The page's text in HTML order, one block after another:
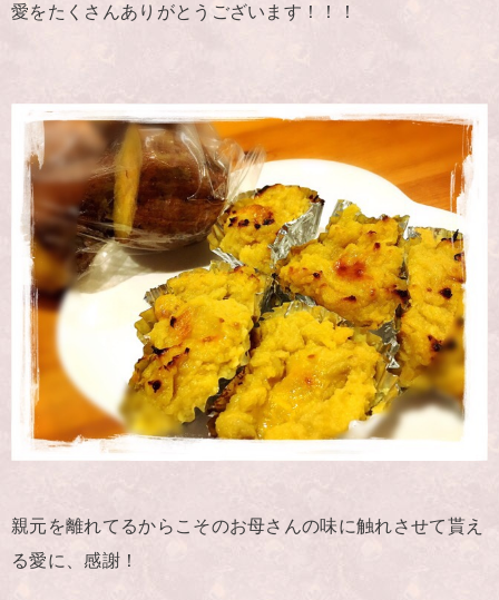
愛をたくさんありがとうございます！！！
親元を離れてるからこそのお母さんの味に触れさせて貰え
る愛に、感謝！